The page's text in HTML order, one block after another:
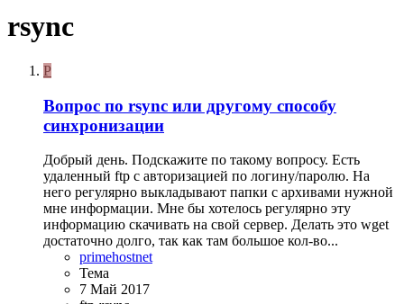
rsync
P
Вопрос по rsync или другому способу
синхронизации
Добрый день. Подскажите по такому вопросу. Есть
удаленный ftp с авторизацией по логину/паролю. На
него регулярно выкладывают папки с архивами нужной
мне информации. Мне бы хотелось регулярно эту
информацию скачивать на свой сервер. Делать это wget
достаточно долго, так как там большое кол-во...
primehostnet
Тема
7 Май 2017